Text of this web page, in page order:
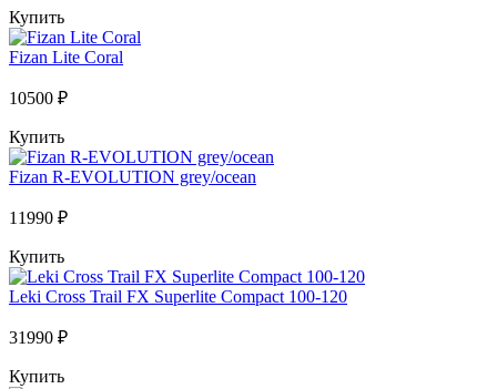
Купить
Fizan Lite Coral
10500 ₽
Купить
Fizan R-EVOLUTION grey/ocean
11990 ₽
Купить
Leki Cross Trail FX Superlite Compact 100-120
31990 ₽
Купить